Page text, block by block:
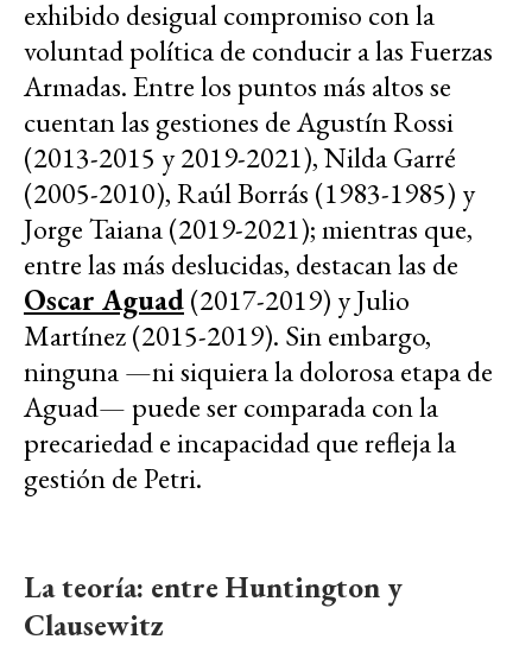
exhibido desigual compromiso con la
voluntad política de conducir a las Fuerzas
Armadas. Entre los puntos más altos se
cuentan las gestiones de Agustín Rossi
(2013-2015 y 2019-2021), Nilda Garré
(2005-2010), Raúl Borrás (1983-1985) y
Jorge Taiana (2019-2021); mientras que,
entre las más deslucidas, destacan las de
Oscar Aguad(2017-2019) y Julio
Martínez (2015-2019). Sin embargo,
ninguna —ni siquiera la dolorosa etapa de
Aguad— puede ser comparada con la
precariedad e incapacidad que refleja la
gestión de Petri.
La teoría: entre Huntington y
Clausewitz